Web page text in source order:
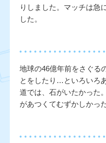
りしました。マッチは急
した。
地球の46億年前をさぐる
とをしたり…といろいろ
道では、石がいたかった
があつくてむずかしかった